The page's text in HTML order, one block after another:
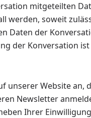
mitgeteilten
werden, soweit
Daten der
der Konversation
unserer Website an,
Newsletter
Ihrer